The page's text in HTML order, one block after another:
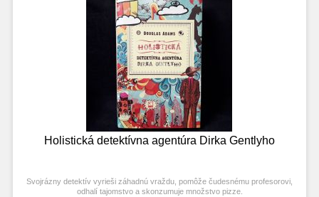
Holistická detektívna agentúra Dirka Gentlyho
Svojrázny detektív vyrieši záhadnú vraždu, pomôže čudesnému profesorovi,
odhalí tajomstvo a skonzumuje množstvo pizze.